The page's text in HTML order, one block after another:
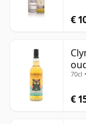
€
70cl
€